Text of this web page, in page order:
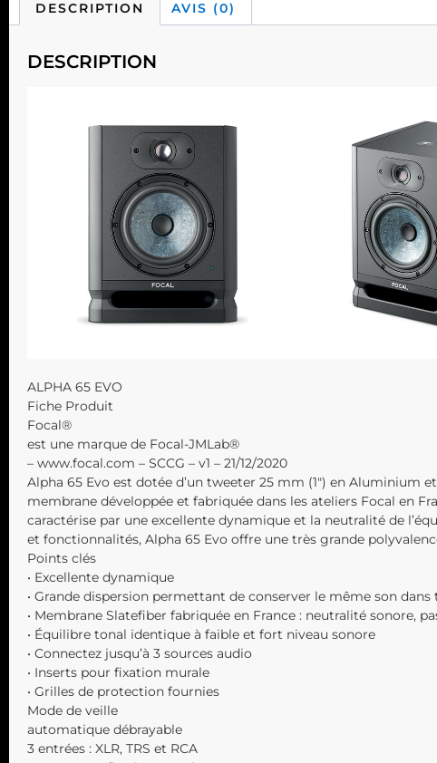
DESCRIPTION AVIS (0)
DESCRIPTION
ALPHA 65 EVO
Fiche Produit
Focal®
est une marque de Focal-JMLab®
– www.focal.com – SCCG – v1 – 21/12/2020
Alpha 65 Evo est dotée d’un tweeter 25 mm (1″) en Aluminium
membrane développée et fabriquée dans les ateliers Focal en
caractérise par une excellente dynamique et la neutralité de
et fonctionnalités, Alpha 65 Evo offre une très grande
Points clés
• Excellente dynamique
• Grande dispersion permettant de conserver le même son dans
• Membrane Slatefiber fabriquée en France : neutralité sonore,
• Équilibre tonal identique à faible et fort niveau sonore
• Connectez jusqu’à 3 sources audio
• Inserts pour fixation murale
• Grilles de protection fournies
Mode de veille
automatique débrayable
3 entrées : XLR, TRS et RCA